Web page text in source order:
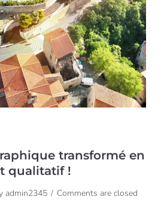
transformé en
qualitatif !
admin2345 Comments are closed